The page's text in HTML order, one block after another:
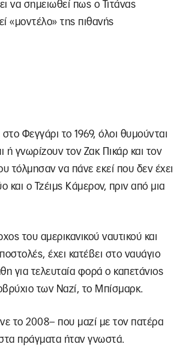
να σημειωθεί πως ο Τιτάνας
«μοντέλο» της πιθανής
Φεγγάρι το 1969, όλοι θυμούνται
ή γνωρίζουν τον Ζακ Πικάρ και τον
τόλμησαν να πάνε εκεί που δεν έχει
και ο Τζέιμς Κάμερον, πριν από μια
του αμερικανικού ναυτικού και
έχει κατέβει στο ναυάγιο
για τελευταία φορά ο καπετάνιος
των Ναζί, το Μπίσμαρκ.
το 2008– που μαζί με τον πατέρα
πράγματα ήταν γνωστά.